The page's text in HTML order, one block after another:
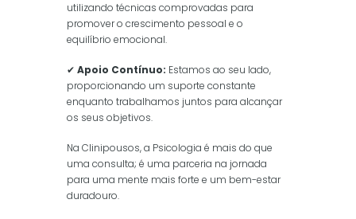
utilizando técnicas comprovadas para
promover o crescimento pessoal e o
equilíbrio emocional.
✔ Apoio Contínuo: Estamos ao seu lado,
proporcionando um suporte constante
enquanto trabalhamos juntos para alcançar
os seus objetivos.
Na Clinipousos, a Psicologia é mais do que
uma consulta; é uma parceria na jornada
para uma mente mais forte e um bem-estar
duradouro.